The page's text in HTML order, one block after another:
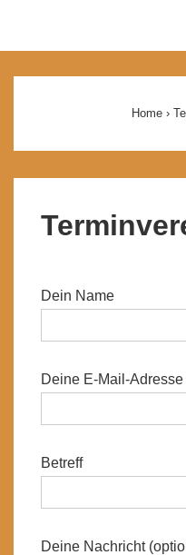
Home ›
Dein Name
Deine E-Mail-Adresse
Betreff
Deine Nachricht